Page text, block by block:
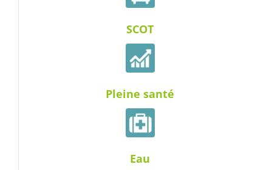
SCOT
Pleine santé
Eau